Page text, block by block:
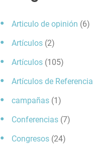
Articulo de opinión (6)
Artículos (2)
Artículos (105)
Artículos de Referencia
campañas (1)
Conferencias (7)
Congresos (24)